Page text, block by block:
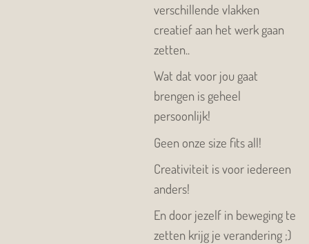
verschillende vlakken
creatief aan het werk gaan
zetten..
Wat dat voor jou gaat
brengen is geheel
persoonlijk!
Geen onze size fits all!
Creativiteit is voor iedereen
anders!
En door jezelf in beweging te
zetten krijg je verandering ;)